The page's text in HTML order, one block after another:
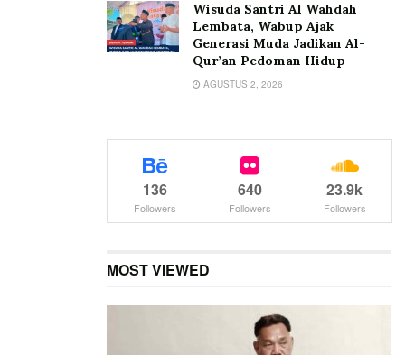
Wisuda Santri Al Wahdah
Lembata, Wabup Ajak
Generasi Muda Jadikan Al-
Qur’an Pedoman Hidup
AGUSTUS 2, 2026
136
Followers
640
Followers
23.9k
Followers
MOST VIEWED